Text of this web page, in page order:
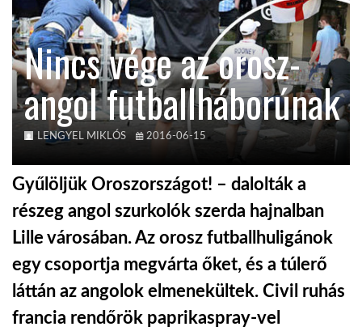
GLOBOTV
AFRIKA TUDÁSTÁR
A NAP SZÉPE
LINKTR.EE
GLOBOZSARU
DOBRAVERO.HU
Nincs vége az orosz-
angol futballháborúnak
LENGYEL MIKLÓS 2016-06-15
Gyűlöljük Oroszországot! – dalolták a
részeg angol szurkolók szerda hajnalban
Lille városában. Az orosz futballhuligánok
egy csoportja megvárta őket, és a túlerő
láttán az angolok elmenekültek. Civil ruhás
francia rendőrök paprikaspray-vel